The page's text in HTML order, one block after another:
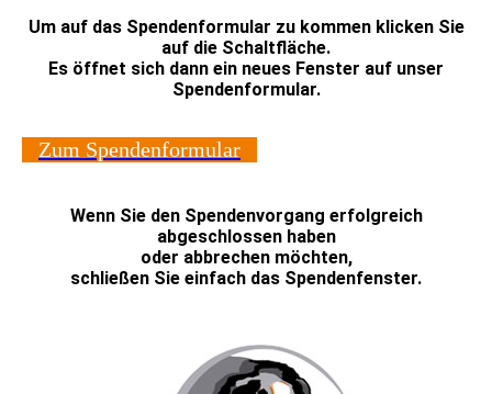
Um auf das Spendenformular zu kommen klicken Sie
auf die Schaltfläche.
Es öffnet sich dann ein neues Fenster auf unser
Spendenformular.
Zum Spendenformular
Wenn Sie den Spendenvorgang erfolgreich
abgeschlossen haben
oder abbrechen möchten,
schließen Sie einfach das Spendenfenster.